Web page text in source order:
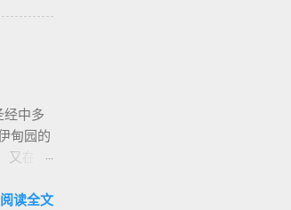
些堕
有着
娶来为
被认为
星辰的
人子”，
义人持
甸园的
又在伊
》
阅读全文